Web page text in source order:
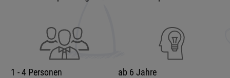
1 - 4 Personen ab 6 Jahre